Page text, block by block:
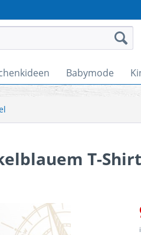
Babymode
T-Shirt